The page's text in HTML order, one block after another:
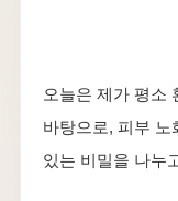
오늘은 제가 평소
바탕으로, 피부 노
있는 비밀을 나누